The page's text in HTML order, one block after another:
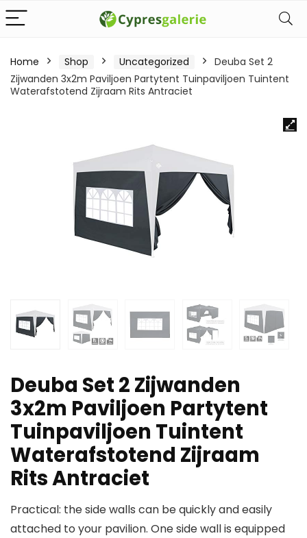
Home Shop Uncategorized
Deuba Set 2
Zijwanden 3x2m Paviljoen Partytent Tuinpaviljoen Tuintent
Waterafstotend Zijraam Rits Antraciet
Deuba Set 2 Zijwanden
3x2m Paviljoen Partytent
Tuinpaviljoen Tuintent
Waterafstotend Zijraam
Rits Antraciet
Practical: the side walls can be quickly and easily
attached to your pavilion. One side wall is equipped